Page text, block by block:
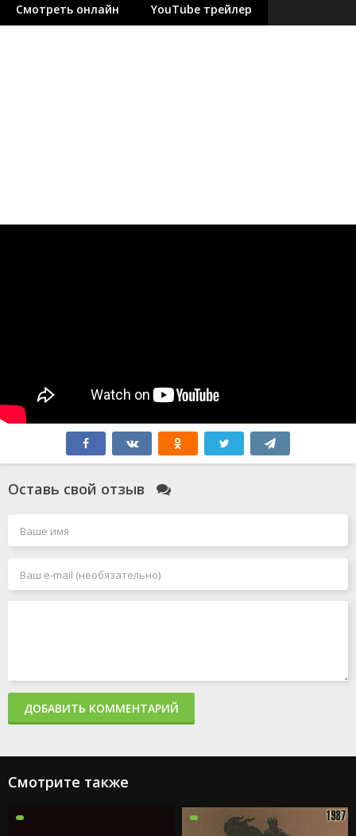
Смотреть онлайн YouTube трейлер
Оставь свой отзыв
ДОБАВИТЬ КОММЕНТАРИЙ
Смотрите также